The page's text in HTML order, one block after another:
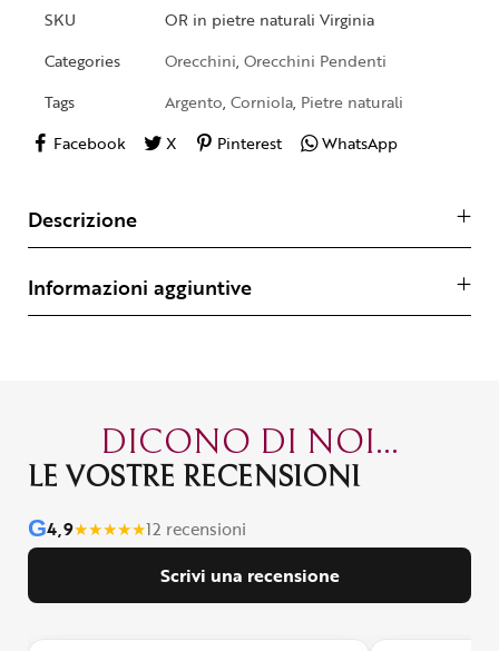
SKU
OR in pietre naturali Virginia
Categories
Orecchini, Orecchini Pendenti
Tags
Argento, Corniola, Pietre naturali
Facebook
X Pinterest WhatsApp
Descrizione
Informazioni aggiuntive
DICONO DI NOI...
LE VOSTRE RECENSIONI
G4,9★★★★★12 recensioni
Scrivi una recensione